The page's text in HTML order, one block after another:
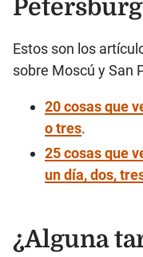
Estos son los
sobre Moscú y San
20 cosas que
o tres.
25 cosas que
un día, dos,
¿Alguna